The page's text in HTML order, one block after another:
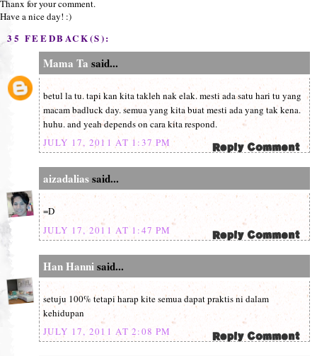
Thanx for your comment.
Have a nice day! :)
35 FEEDBACK(S):
Mama Ta said...
betul la tu. tapi kan kita takleh nak elak. mesti ada satu hari tu yang
macam badluck day. semua yang kita buat mesti ada yang tak kena.
huhu. and yeah depends on cara kita respond.
JULY 17, 2011 AT 1:37 PM
aizadaliassaid...
=D
JULY 17, 2011 AT 1:47 PM
Han Hannisaid...
setuju 100% tetapi harap kite semua dapat praktis ni dalam
kehidupan
JULY 17, 2011 AT 2:08 PM